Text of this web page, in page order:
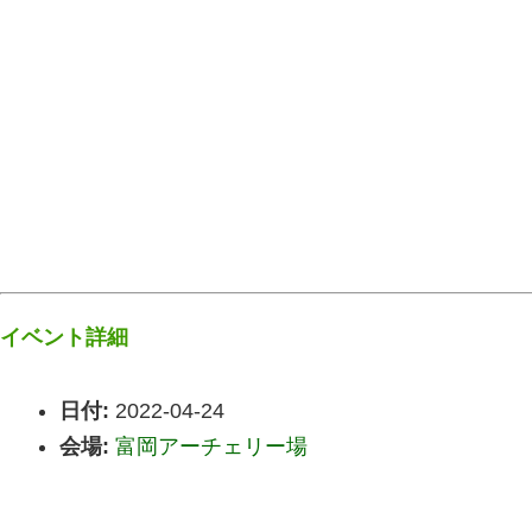
イベント詳細
日付: 2022-04-24
会場: 富岡アーチェリー場